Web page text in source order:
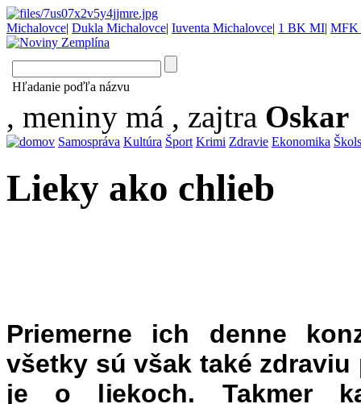
Michalovce| Dukla Michalovce| Iuventa Michalovce| 1 BK MI| MFK
Hľadanie poďľa názvu
, meniny má , zajtra Oskar
Samospráva Kultúra Šport Krimi Zdravie Ekonomika
Lieky ako chlieb
Priemerne ich denne
všetky sú však také
je o liekoch. Takmer